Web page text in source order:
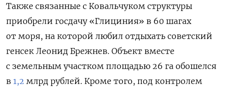
Также связанные с Ковальчуком структуры
приобрели госдачу «Глициния» в 60 шагах
от моря, на которой любил отдыхать советский
генсек Леонид Брежнев. Объект вместе
с земельным участком площадью 26 га обошелся
в 1,2 млрд рублей. Кроме того, под контролем